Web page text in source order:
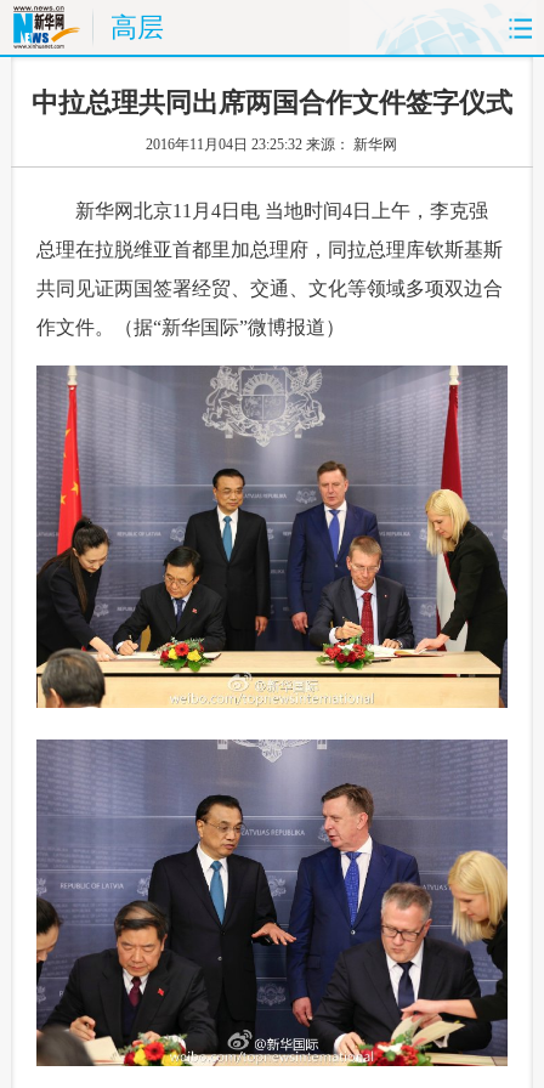
高层
首页 时政 国际 财经
体育 人事
时尚 思客 地方 法治
港澳 台湾 华人 汽车
科技 能源 房产
图片 视频 食品
旅游 信息化 数据
金融 公益 军事 无人机
富媒体 摄影 新华广播
新华电视中文 新华电视英文 返回PC
中拉总理共同出席两国合作文件签字仪式
2016年11月04日 23:25:32来源： 新华网
新华网北京11月4日电 当地时间4日上午，李克强
总理在拉脱维亚首都里加总理府，同拉总理库钦斯基斯
共同见证两国签署经贸、交通、文化等领域多项双边合
作文件。（据“新华国际”微博报道）